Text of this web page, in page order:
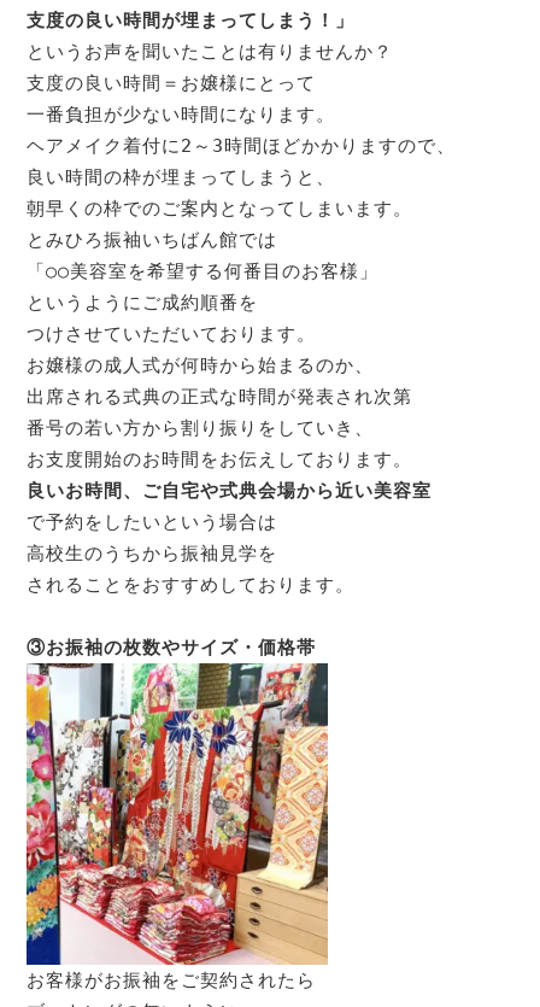
支度の良い時間が埋まってしまう！」
というお声を聞いたことは有りませんか？
支度の良い時間＝お嬢様にとって
一番負担が少ない時間になります。
ヘアメイク着付に2～3時間ほどかかりますので、
良い時間の枠が埋まってしまうと、
朝早くの枠でのご案内となってしまいます。
とみひろ振袖いちばん館では
「○○美容室を希望する何番目のお客様」
というようにご成約順番を
つけさせていただいております。
お嬢様の成人式が何時から始まるのか、
出席される式典の正式な時間が発表され次第
番号の若い方から割り振りをしていき、
良いお時間、ご自宅や式典会場から近い美容室
で予約をしたいという場合は
高校生のうちから振袖見学を
されることをおすすめしております。
お客様がお振袖をご契約されたら